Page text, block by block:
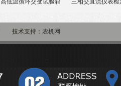
高低温循环交变试验箱 三相交直流仪表检
技术支持： 农机网